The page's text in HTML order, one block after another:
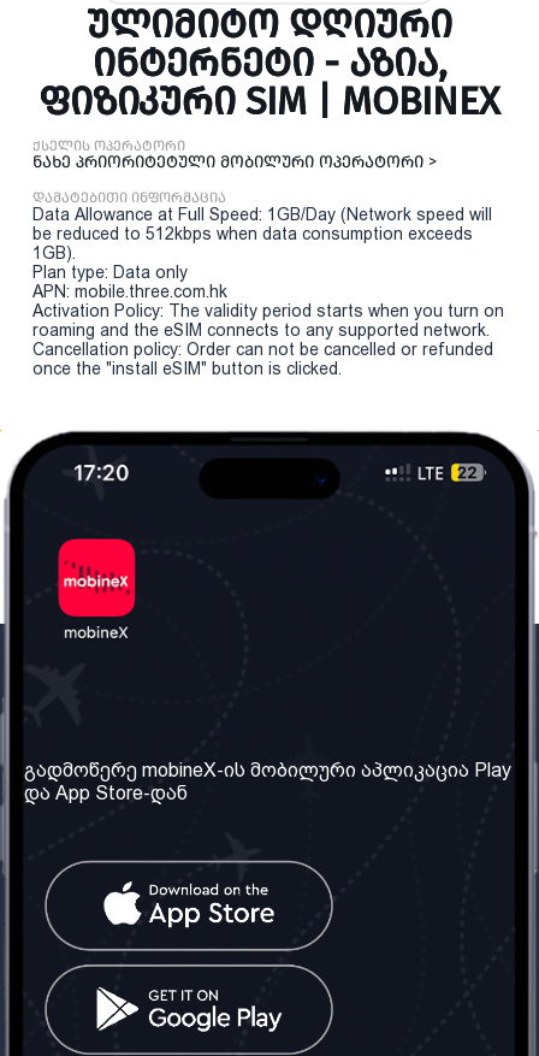
ᲣᲚᲘᲛᲘᲢᲝ ᲓᲦᲘᲣᲠᲘ
ᲘᲜᲢᲔᲠᲜᲔᲢᲘ - ᲐᲖᲘᲐ,
ᲤᲘᲖᲘᲙᲣᲠᲘ SIM | MOBINEX
ქსელის ოპერატორი
ნახე პრიორიტეტული მობილური ოპერატორი >
დამატებითი ინფორმაცია
Data Allowance at Full Speed: 1GB/Day (Network speed will
be reduced to 512kbps when data consumption exceeds
1GB).
Plan type: Data only
APN: mobile.three.com.hk
Activation Policy: The validity period starts when you turn on
roaming and the eSIM connects to any supported network.
Cancellation policy: Order can not be cancelled or refunded
once the "install eSIM" button is clicked.
ჩვენ შესახებ
ჩვენი სერვისები
წესები და პირობები
კითხვები
კონტაქტი
საქართველო: თბილისი
ტელ: 032 2 04 00 50
ელ. ფოსტა:
სოციალური ქსელი
გადმოწერე mobineX-ის მობილური აპლიკაცია Play
და App Store-დან